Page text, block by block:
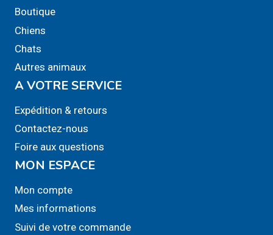
Boutique
Chiens
Chats
Autres animaux
A VOTRE SERVICE
Expédition & retours
Contactez-nous
Foire aux questions
MON ESPACE
Mon compte
Mes informations
Suivi de votre commande